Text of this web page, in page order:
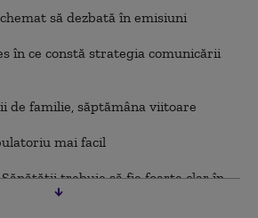
să dezbată în emisiuni
în ce constă strategia comunicării
de familie, săptămâna viitoare
mai facil
trebuie să fie foarte clar în